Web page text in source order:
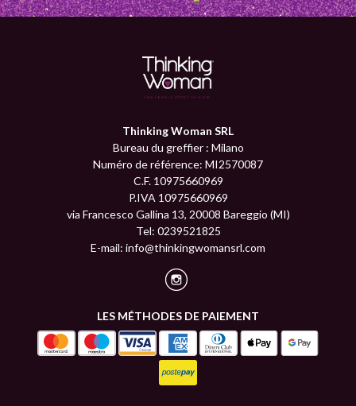
Thinking Woman SRL
Bureau du greffier : Milano
Numéro de référence: MI2570087
C.F. 10975660969
P.IVA 10975660969
via Francesco Gallina 13, 20008 Bareggio (MI)
Tel: 0239521825
E-mail: info@thinkingwomansrl.com
LES MÉTHODES DE PAIEMENT